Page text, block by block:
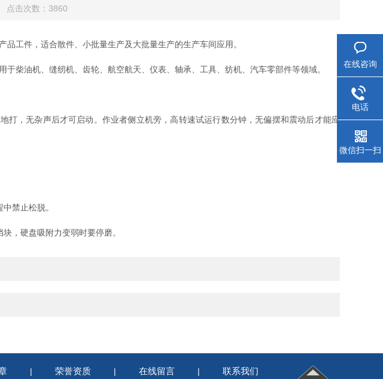
击次数：3860
工件，适合散件、小批量生产及大批量生产的生产车间应用。
油机、缝纫机、齿轮、航空航天、仪表、轴承、工具、纺机、汽车零部件等领域。
，无杂声后才可启动。作业者侧立机旁，高转速试运行数分钟，无偏摆和震动后才能应
禁止松脱。
，硬盘吸附力变弱时要停磨。
| 荣誉资质 | 在线留言 | 联系我们
在线咨询
电话
微信扫一扫